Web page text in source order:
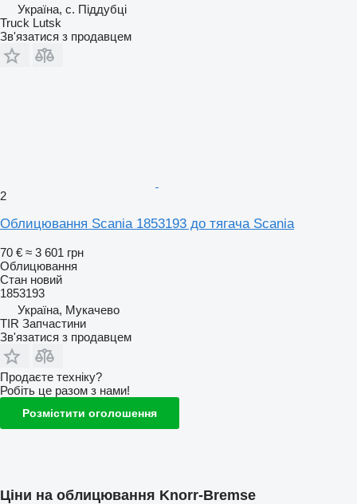
Україна, с. Піддубці
Truck Lutsk
Зв'язатися з продавцем
2
Облицювання Scania 1853193 до тягача Scania
70 € ≈ 3 601 грн
Облицювання
Стан новий
1853193
Україна, Мукачево
TIR Запчастини
Зв'язатися з продавцем
Продаєте техніку?
Робіть це разом з нами!
Розмістити оголошення
Ціни на облицювання Knorr-Bremse